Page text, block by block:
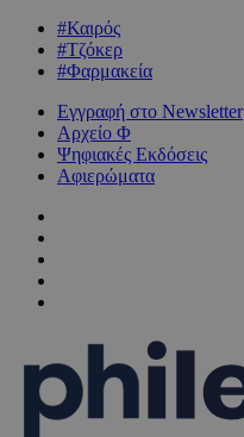
#Καιρός
#Τζόκερ
#Φαρμακεία
Εγγραφή στο Newsletter
Αρχείο Φ
Ψηφιακές Εκδόσεις
Αφιερώματα